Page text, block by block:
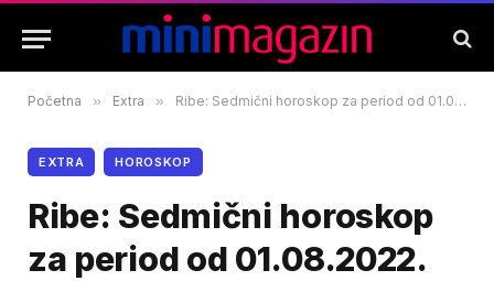
Početna » Extra » Ribe: Sedmični horoskop za period od 01.08.2022. do 07.08.2022.
EXTRA HOROSKOP
Ribe: Sedmični horoskop
za period od 01.08.2022.